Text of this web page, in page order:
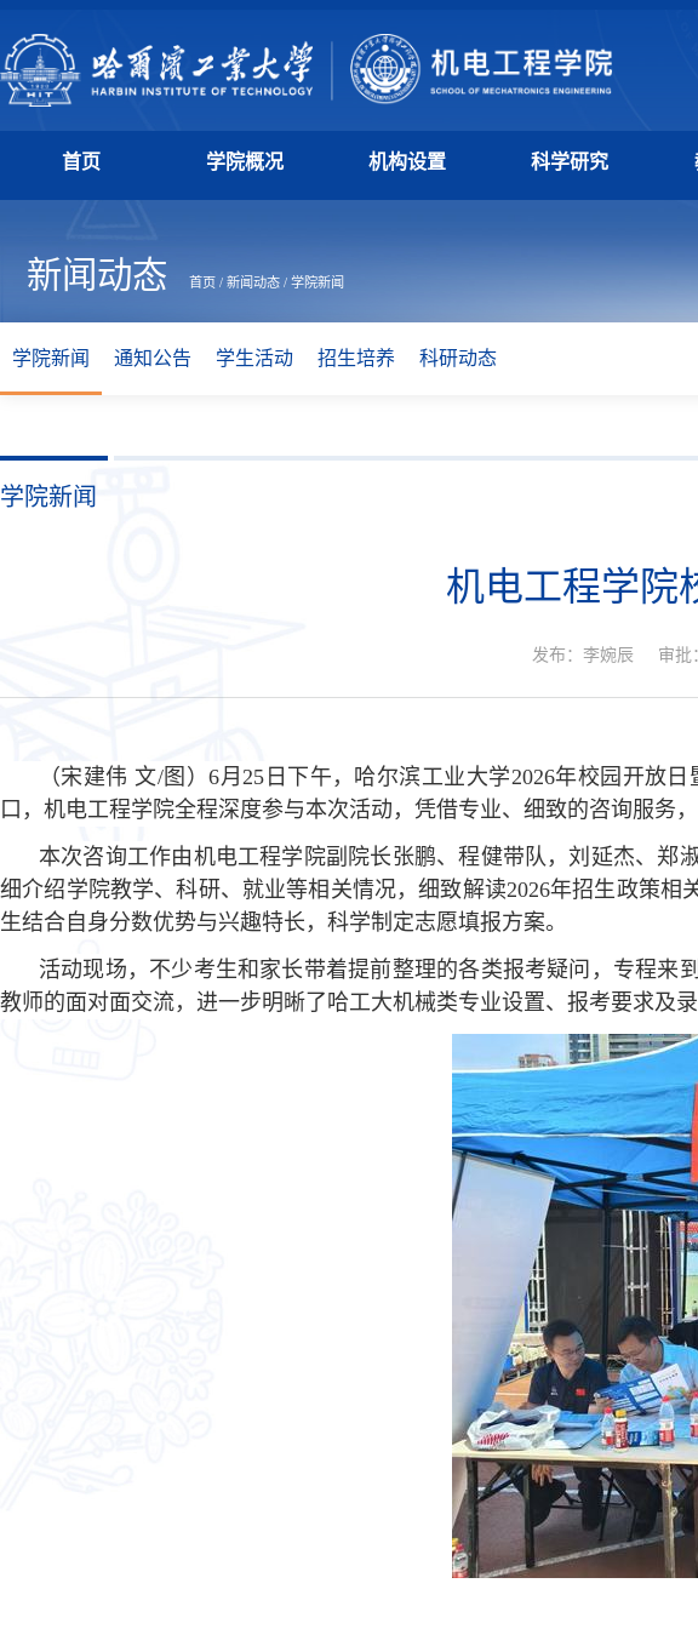
首页 学院概况 机构设置 科学研究
新闻动态 首页 / 新闻动态 / 学院新闻
学院新闻 通知公告 学生活动 招生培养 科研动态
学院新闻
机电工程学院
发布：李婉辰 审批
（宋建伟 文/图）6月25 日下午，哈尔滨工业大学2026年校园开放日
口，机电工程学院全程深度参与本次活动，凭借专业、细致的咨询服务
本次咨询工作由机电工程学院副院长张鹏、程健带队，刘延杰、郑
细介绍学院教学、科研、就业等相关情况，细致解读2026年招生政策相
生结合自身分数优势与兴趣特长，科学制定志愿填报方案。
活动现场，不少考生和家长带着提前整理的各类报考疑问，专程来到
教师的面对面交流，进一步明晰了哈工大机械类专业设置、报考要求及